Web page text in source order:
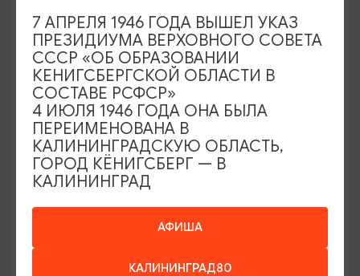
МАСТЕР-КЛАССЫ
Мастер-классы по керамике Елены
Бодяковой
Калининград, ул. Баранова, 45
АФИША
КАЛИНИНГРАД80
7 АПРЕЛЯ 1946 ГОДА ВЫШЕЛ УКАЗ
ПРЕЗИДИУМА ВЕРХОВНОГО СОВЕТА
СССР «ОБ ОБРАЗОВАНИИ
КЕНИГСБЕРГСКОЙ ОБЛАСТИ В
СОСТАВЕ РСФСР»
4 ИЮЛЯ 1946 ГОДА ОНА БЫЛА
ПЕРЕИМЕНОВАНА В
КАЛИНИНГРАДСКУЮ ОБЛАСТЬ,
ГОРОД КЁНИГСБЕРГ — В
КАЛИНИНГРАД